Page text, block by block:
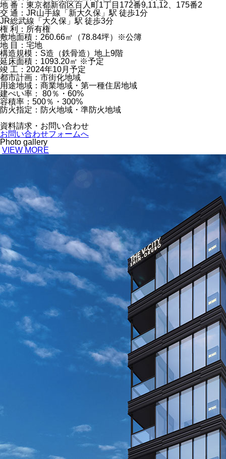
地 番：東京都新宿区百人町1丁目172番9,11,12、175番2
交 通：JR山手線「新大久保」駅 徒歩1分
JR総武線「大久保」駅 徒歩3分
権 利：所有権
敷地面積：260.66㎡（78.84坪）※公簿
地 目：宅地
構造規模：S造（鉄骨造）地上9階
延床面積：1093.20㎡ ※予定
竣 工：2024年10月予定
都市計画：市街化地域
用途地域：商業地域・第一種住居地域
建ぺい率： 80％・60%
容積率：500％・300%
防火指定：防火地域・準防火地域
資料請求・お問い合わせ
お問い合わせフォームへ
Photo gallery
VIEW MORE